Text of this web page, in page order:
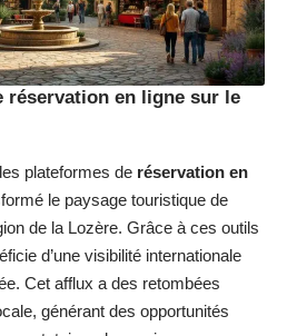
réservation en ligne sur le
plateformes de réservation en
le paysage touristique de
de la Lozère. Grâce à ces outils
d’une visibilité internationale
Cet afflux a des retombées
générant des opportunités